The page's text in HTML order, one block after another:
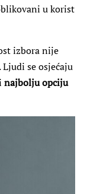
u korist
izbora nije
se osjećaju
najbolju opciju